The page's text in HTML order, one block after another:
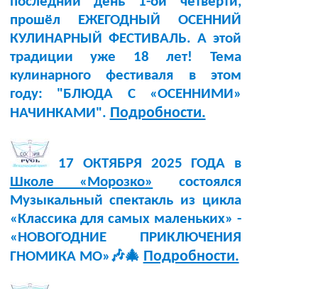
прошёл ЕЖЕГОДНЫЙ ОСЕННИЙ
КУЛИНАРНЫЙ ФЕСТИВАЛЬ. А этой
традиции уже 18 лет! Тема
кулинарного фестиваля в этом
году: "БЛЮДА С «ОСЕННИМИ»
НАЧИНКАМИ". Подробности.
17 ОКТЯБРЯ 2025 ГОДА в
Школе «Морозко»
состоялся
Музыкальный спектакль из цикла
«Классика для самых маленьких» -
«НОВОГОДНИЕ ПРИКЛЮЧЕНИЯ
ГНОМИКА МО»🎶🎄 Подробности.